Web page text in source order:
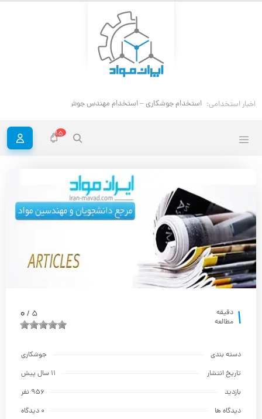
اخبار استخدامی: استخدام جوشکاری – استخدام مهندس جوش
15
1 دقیقه
مطالعه
5
/
0
دسته بندی
جوشکاری
تاریخ انتشار
11 سال پیش
بازدید
956 نفر
دیدگاه ها
0 دیدگاه